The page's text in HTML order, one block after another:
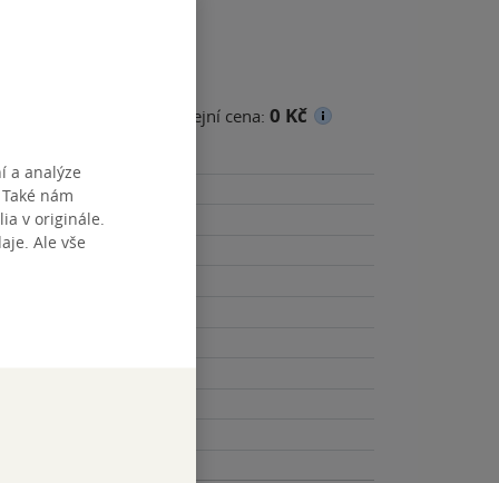
Minimální prodejní cena: 0 Kč
a analýze
nám
v originále.
Ale vše